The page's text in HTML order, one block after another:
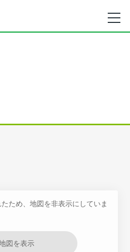
ため、地図を非表示にしていま
図を表示